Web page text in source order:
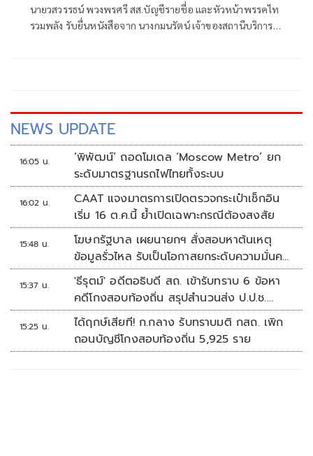
นายวสวรรธน์ พวงพรศรี สส.บัญชีรายชื่อ และหัวหน้าพรรคไท
รวมพลัง รับยื่นหนังสือจาก นางกมนรัตน์ เจ้าของสถานีบริการ
NEWS UPDATE
16:05 น.
‘พิพัฒน์’ ถอดโมเดล ‘Moscow Metro’ ยก
ระดับมาตรฐานรถไฟไทยทั้งระบบ
16:02 น.
CAAT แจงมาตรการเปิดตรวจกระเป๋าเช็กอิน
เริ่ม 16 ต.ค.นี้ ย้ำเปิดเฉพาะกรณีต้องสงสัย
15:48 น.
โฆษกรัฐบาล เผยนายกฯ สั่งสอบหาต้นเหตุ
ข้อมูลรั่วไหล รับเป็นโอกาสยกระดับความมั่นคง
ปลอดภัยข้อมูลภาครัฐทั้งระบบ
15:37 น.
'ธีรุตม์' อดีตอธิบดี สถ. เข้ารับทราบ 6 ข้อหา
คดีโกงสอบท้องถิ่น สรุปสำนวนส่ง ป.ป.ช.
สัปดาห์หน้า
15:25 น.
ได้ฤกษ์เสียที! ก.กลาง รับทราบมติ กสถ. เพิก
ถอนบัญชีโกงสอบท้องถิ่น 5,925 ราย